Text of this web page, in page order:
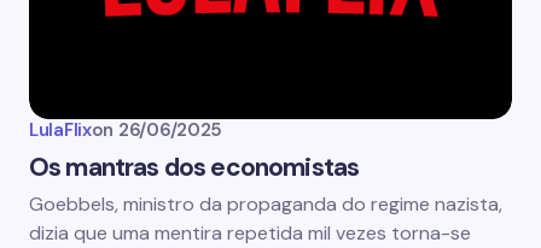
LulaFlixon 26/06/2025
Os mantras dos economistas
Goebbels, ministro da propaganda do regime nazista,
dizia que uma mentira repetida mil vezes torna-se